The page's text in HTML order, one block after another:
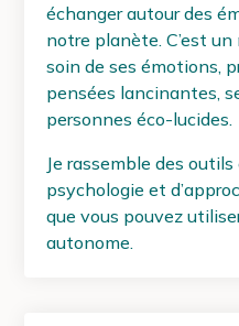
échanger autour des
notre planète. C’est
soin de ses émotions,
pensées lancinantes,
personnes éco-lucides.
Je rassemble des
psychologie et
que vous pouvez
autonome.